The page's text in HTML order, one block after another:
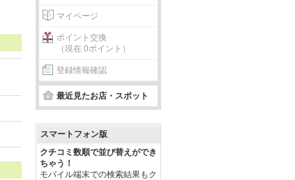
マイページ
ポイント交換
（現在 0ポイント）
登録情報確認
最近見たお店・スポット
スマートフォン版
クチコミ数順で並び替えができ
ちゃう！
モバイル端末での検索結果もク